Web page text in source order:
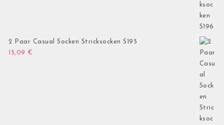
2 Paar Casual Socken Stricksocken S195
15,09 €